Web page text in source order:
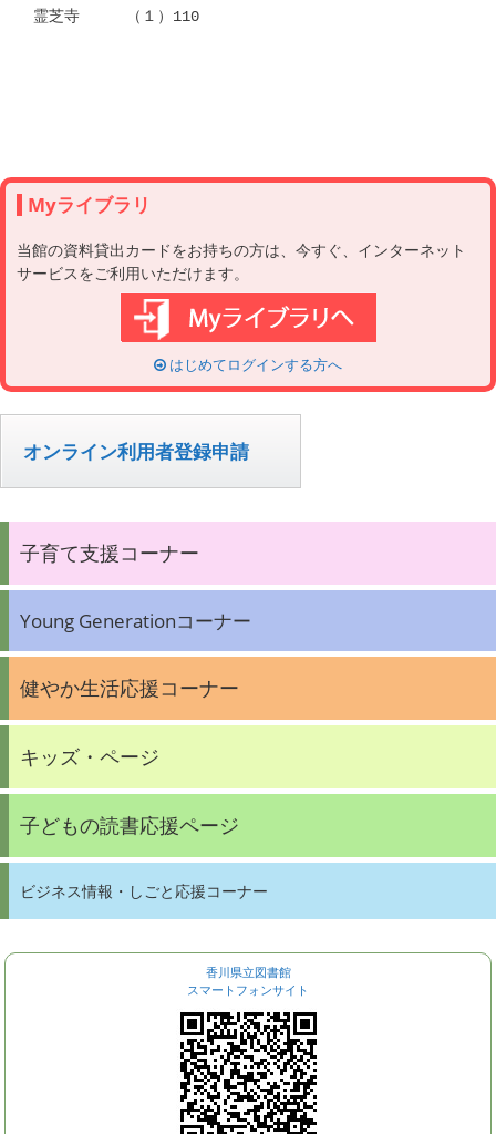
霊芝寺　　　（１）110
Myライブラリ
当館の資料貸出カードをお持ちの方は、今すぐ、インターネット
サービスをご利用いただけます。
はじめてログインする方へ
オンライン利用者登録申請
子育て支援コーナー
Young Generationコーナー
健やか生活応援コーナー
キッズ・ページ
子どもの読書応援ページ
ビジネス情報・しごと応援コーナー
香川県立図書館
スマートフォンサイト